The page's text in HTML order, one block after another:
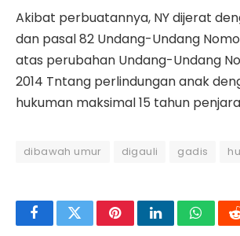
Akibat perbuatannya, NY dijerat
dan pasal 82 Undang-Undang
atas perubahan Undang-Undang
2014 Tntang perlindungan anak
hukuman maksimal 15 tahun
dibawah umur digauli gadis
FacebookTwitterPinterestLinkedIn